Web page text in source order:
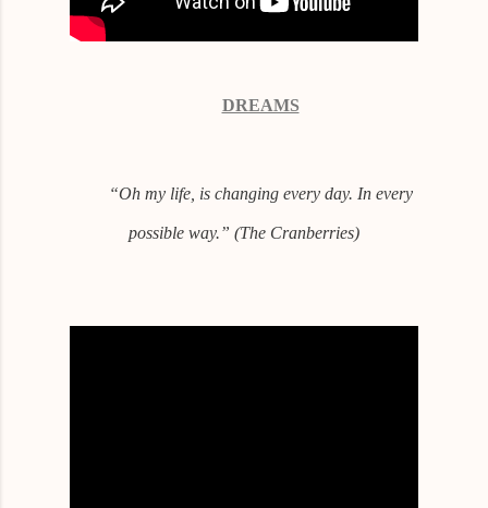
DREAMS
“Oh my life, is changing every day. In every
possible way.” (The Cranberries)